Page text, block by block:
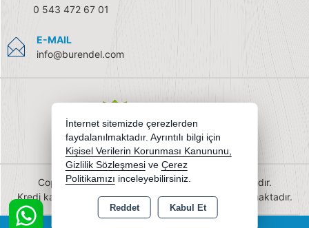
0 543 472 67 01
E-MAIL
info@burendel.com
Copyright 2026 burendel.com - Tüm hakları saklıdır.
Kredi kartı bilgileriniz 256bit SSL sertifikası ile korunmaktadır.
İnternet sitemizde çerezlerden
faydalanılmaktadır. Ayrıntılı bilgi için
Kişisel Verilerin Korunması Kanununu,
Gizlilik Sözleşmesi ve Çerez
Politikamızı inceleyebilirsiniz.
Reddet Kabul Et